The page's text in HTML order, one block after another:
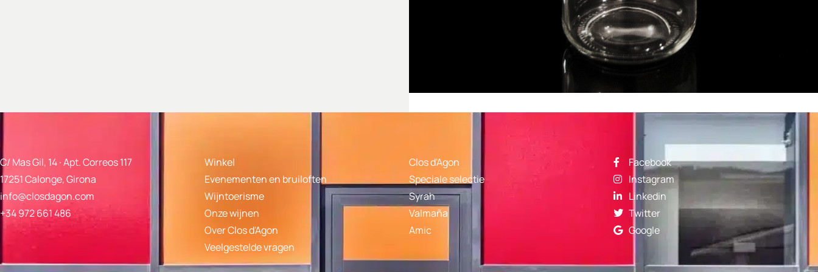
C/ Mas Gil, 14 · Apt. Correos 117
17251 Calonge, Girona
info@closdagon.com
+34 972 661 486
Winkel
Evenementen en bruiloften
Wijntoerisme
Onze wijnen
Over Clos d'Agon
Veelgestelde vragen
Clos d'Agon
Speciale selectie
Syrah
Valmaña
Amic
Facebook
Instagram
Linkedin
Twitter
Google